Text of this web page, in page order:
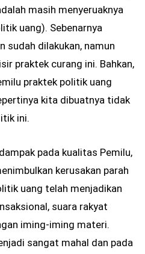
masih menyeruaknya
uang). Sebenarnya
sudah dilakukan, namun
praktek curang ini. Bahkan,
praktek politik uang
kita dibuatnya tidak
ini.
pada kualitas Pemilu,
kerusakan parah
uang telah menjadikan
suara rakyat
iming-iming materi.
sangat mahal dan pada